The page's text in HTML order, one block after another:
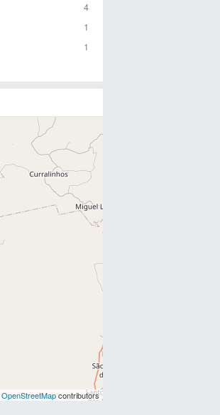
4
1
1
OpenStreetMapcontributors